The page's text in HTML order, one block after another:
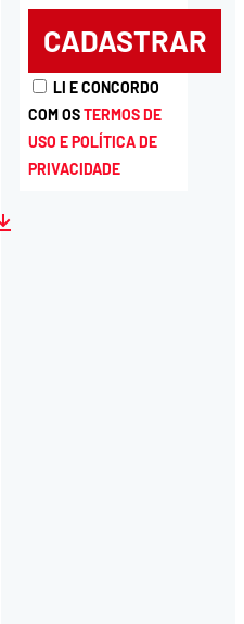
LI E CONCORDO
COM OSTERMOS DE
USO E POLÍTICA DE
PRIVACIDADE